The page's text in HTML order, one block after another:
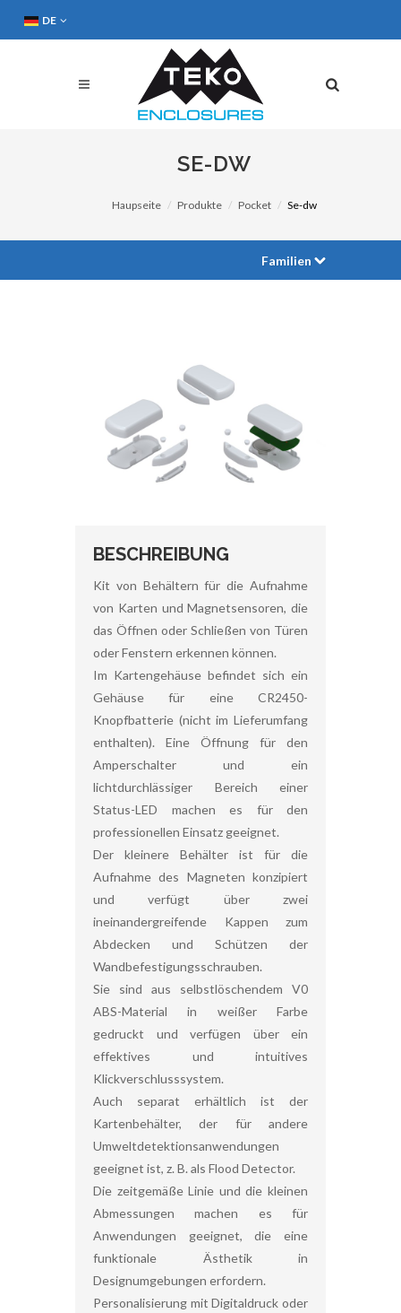
DE
SE-DW
Haupseite Produkte Pocket Se-dw
Familien
BESCHREIBUNG
Kit von Behältern für die Aufnahme
von Karten und Magnetsensoren, die
das Öffnen oder Schließen von Türen
oder Fenstern erkennen können.
Im Kartengehäuse befindet sich ein
Gehäuse für eine CR2450-
Knopfbatterie (nicht im Lieferumfang
enthalten). Eine Öffnung für den
Amperschalter und ein
lichtdurchlässiger Bereich einer
Status-LED machen es für den
professionellen Einsatz geeignet.
Der kleinere Behälter ist für die
Aufnahme des Magneten konzipiert
und verfügt über zwei
ineinandergreifende Kappen zum
Abdecken und Schützen der
Wandbefestigungsschrauben.
Sie sind aus selbstlöschendem V0
ABS-Material in weißer Farbe
gedruckt und verfügen über ein
effektives und intuitives
Klickverschlusssystem.
Auch separat erhältlich ist der
Kartenbehälter, der für andere
Umweltdetektionsanwendungen
geeignet ist, z. B. als Flood Detector.
Die zeitgemäße Linie und die kleinen
Abmessungen machen es für
Anwendungen geeignet, die eine
funktionale Ästhetik in
Designumgebungen erfordern.
Personalisierung mit Digitaldruck oder